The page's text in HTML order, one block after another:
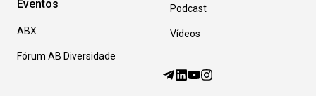
Eventos
ABX
Fórum AB Diversidade
Podcast
Vídeos